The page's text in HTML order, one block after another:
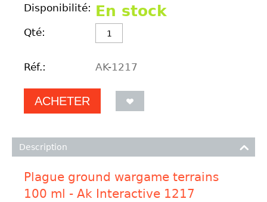
Disponibilité: En stock
Qté:
Réf.: AK-1217
ACHETER
Description
Plague ground wargame terrains
100 ml - Ak Interactive 1217